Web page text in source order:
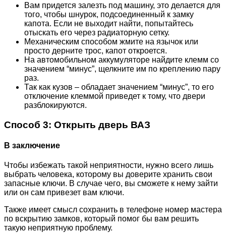
Вам придется залезть под машину, это делается для
того, чтобы шнурок, подсоединенный к замку
капота. Если не выходит найти, попытайтесь
отыскать его через радиаторную сетку.
Механическим способом жмите на язычок или
просто дерните трос, капот откроется.
На автомобильном аккумуляторе найдите клемм со
значением “минус”, щелкните им по креплению пару
раз.
Так как кузов – обладает значением “минус”, то его
отключение клеммой приведет к тому, что двери
разблокируются.
Способ 3: Открыть дверь ВАЗ
В заключение
Чтобы избежать такой неприятности, нужно всего лишь
выбрать человека, которому вы доверите хранить свои
запасные ключи. В случае чего, вы сможете к нему зайти
или он сам привезет вам ключи.
Также имеет смысл сохранить в телефоне номер мастера
по вскрытию замков, который помог бы вам решить
такую неприятную проблему.